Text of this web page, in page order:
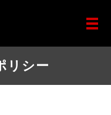
リシー